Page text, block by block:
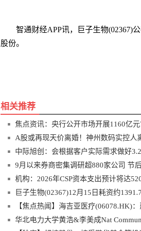
智通财经APP讯，巨子生物(02367)
股份。
相关推荐
焦点资讯：央行公开市场开展1160亿
A股或再现天价离婚！神州数码实控人
中际旭创：会根据客户实际需求做好
9月以来券商密集调研超880家公司 节
机构：2026年CSP资本支出预计将达
巨子生物(02367)12月15日耗资约
【焦点热闻】海吉亚医疗(06078.HK)
华北电力大学黄浩&李美成Nat